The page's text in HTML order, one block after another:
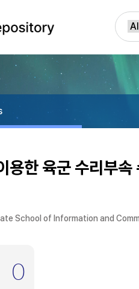
용한 육군 수리부속
School of Information and
0